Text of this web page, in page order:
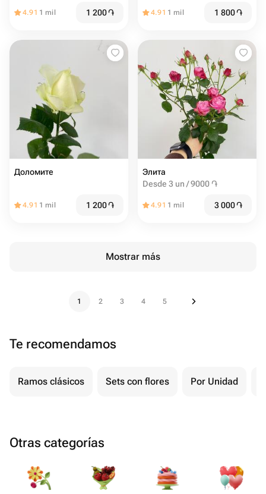
4.91 1 mil 1 200֏ 4.91 1 mil 1 800֏
Доломите
4.91 1 mil 1 200֏
Элита
Desde 3 un / 9000 ֏
4.91 1 mil 3 000֏
Mostrar más
1 2 3 4 5
Te recomendamos
Ramos clásicos Sets con flores Por Unidad
Otras categorías